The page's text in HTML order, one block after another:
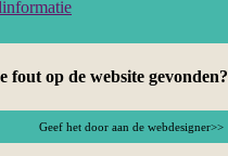
fout op de website gevonden?
Geef het door aan de webdesigner>>